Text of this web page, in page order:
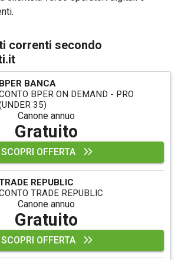
correnti secondo
BPER BANCA
BPER ON DEMAND - PRO
35)
Canone annuo
Gratuito
SCOPRI OFFERTA
REPUBLIC
TRADE REPUBLIC
Canone annuo
Gratuito
SCOPRI OFFERTA